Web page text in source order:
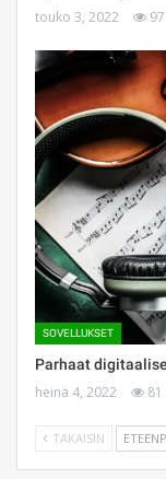
touko 3, 2022 97
SOVELLUKSET
Parhaat
heinä 4, 2022 81
TAKAISIN